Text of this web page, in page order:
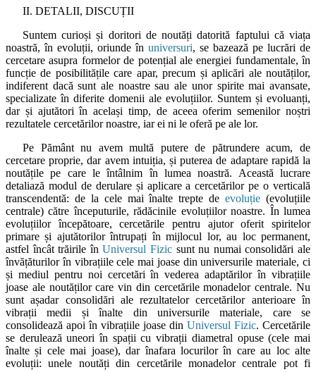
II. DETALII, DISCUȚII
Suntem curioși și doritori de noutăți datorită faptului că viața
noastră, în evoluții, oriunde în universuri, se bazează pe lucrări de
cercetare asupra formelor de potențial ale energiei fundamentale, în
funcție de posibilitățile care apar, precum și aplicări ale noutăților,
indiferent dacă sunt ale noastre sau ale unor spirite mai avansate,
specializate în diferite domenii ale evoluțiilor. Suntem și evoluanți,
dar și ajutători în același timp, de aceea oferim semenilor noștri
rezultatele cercetărilor noastre, iar ei ni le oferă pe ale lor.
Pe Pământ nu avem multă putere de pătrundere acum, de
cercetare proprie, dar avem intuiția, și puterea de adaptare rapidă la
noutățile pe care le întâlnim în lumea noastră. Această lucrare
detaliază modul de derulare și aplicare a cercetărilor pe o verticală
transcendentă: de la cele mai înalte trepte deevoluție (evoluțiile
centrale) către începuturile, rădăcinile evoluțiilor noastre. În lumea
evoluțiilor începătoare, cercetările pentru ajutor oferit spiritelor
primare și ajutătorilor întrupați în mijlocul lor, au loc permanent,
astfel încât trăirile înUniversul Fizic sunt nu numai consolidări ale
învățăturilor în vibrațiile cele mai joase din universurile materiale, ci
și mediul pentru noi cercetări în vederea adaptărilor în vibrațiile
joase ale noutăților care vin din cercetările monadelor centrale. Nu
sunt așadar consolidări ale rezultatelor cercetărilor anterioare în
vibrații medii și înalte din universurile materiale, care se
consolidează apoi în vibrațiile joase din Universul Fizic. Cercetările
se derulează uneori în spații cu vibrații diametral opuse (cele mai
înalte și cele mai joase), dar înafara locurilor în care au loc alte
evoluții: unele noutăți din cercetările monadelor centrale pot fi